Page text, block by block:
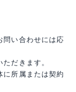
問い合わせには応
だきます。
に所属または契約